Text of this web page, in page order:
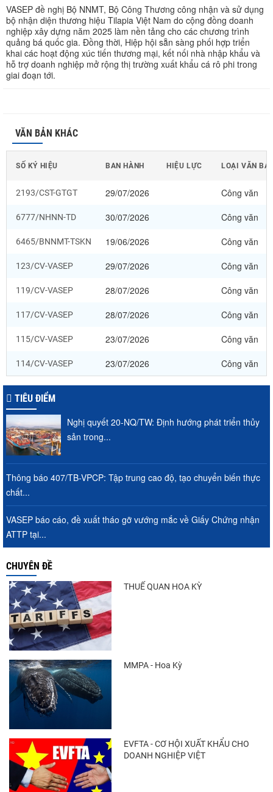
VASEP đề nghị Bộ NNMT, Bộ Công Thương công nhận và sử dụng
bộ nhận diện thương hiệu Tilapia Việt Nam do cộng đồng doanh
nghiệp xây dựng năm 2025 làm nền tảng cho các chương trình
quảng bá quốc gia. Đồng thời, Hiệp hội sẵn sàng phối hợp triển
khai các hoạt động xúc tiến thương mại, kết nối nhà nhập khẩu và
hỗ trợ doanh nghiệp mở rộng thị trường xuất khẩu cá rô phi trong
giai đoạn tới.
VĂN BẢN KHÁC
SỐ KÝ HIỆU BAN HÀNH HIỆU LỰC LOẠI VĂN
2193/CST-GTGT 29/07/2026 Công văn
6777/NHNN-TD 30/07/2026 Công văn
6465/BNNMT-TSKN 19/06/2026 Công văn
123/CV-VASEP 29/07/2026 Công văn
119/CV-VASEP 28/07/2026 Công văn
117/CV-VASEP 28/07/2026 Công văn
115/CV-VASEP 23/07/2026 Công văn
114/CV-VASEP 23/07/2026 Công văn
TIÊU ĐIỂM
Nghị quyết 20-NQ/TW: Định hướng phát triển thủy
sản trong...
Thông báo 407/TB-VPCP: Tập trung cao độ, tạo chuyển biến thực
chất...
VASEP báo cáo, đề xuất tháo gỡ vướng mắc về Giấy Chứng nhận
ATTP tại...
CHUYÊN ĐỀ
THUẾ QUAN HOA KỲ
MMPA - Hoa Kỳ
EVFTA - CƠ HỘI XUẤT KHẨU CHO
DOANH NGHIỆP VIỆT